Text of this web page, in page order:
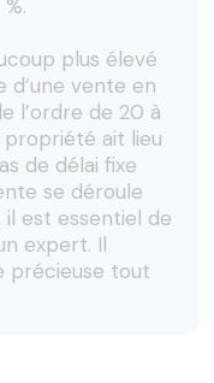
plus élevé
d’une vente en
l’ordre de 20 à
ait lieu
de délai fixe
se déroule
il est essentiel de
expert. Il
précieuse tout